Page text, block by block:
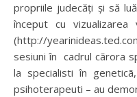
propriile judecăți și să
început cu
(http://
sesiuni în cadrul cãrora
la specialisti în
psihoterapeuti – au